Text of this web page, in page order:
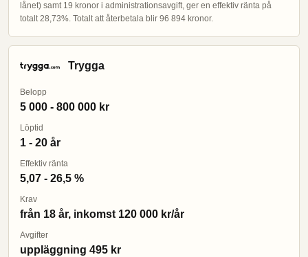
lånet) samt 19 kronor i administrationsavgift, ger en effektiv ränta på
totalt 28,73%. Totalt att återbetala blir 96 894 kronor.
Trygga
Belopp
5 000 - 800 000 kr
Löptid
1 - 20 år
Effektiv ränta
5,07 - 26,5 %
Krav
från 18 år, inkomst 120 000 kr/år
Avgifter
uppläggning 495 kr